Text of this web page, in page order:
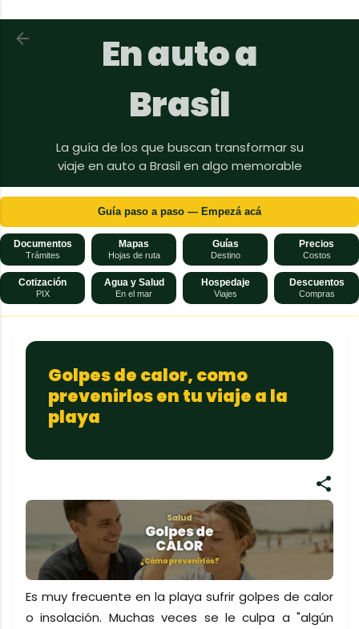
Ir al contenido principal
En auto a
Brasil
La guía de los que buscan transformar su
viaje en auto a Brasil en algo memorable
Guía paso a paso — Empezá acá
Documentos
Trámites
Mapas
Hojas de ruta
Guías
Destino
Precios
Costos
Cotización
PIX
Agua y Salud
En el mar
Hospedaje
Viajes
Descuentos
Compras
Golpes de calor, como
prevenirlos en tu viaje a la
playa
Es muy frecuente en la playa sufrir golpes de calor
o insolación. Muchas veces se le culpa a "algún